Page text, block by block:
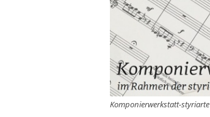
Komponierwerkstatt-styriarte